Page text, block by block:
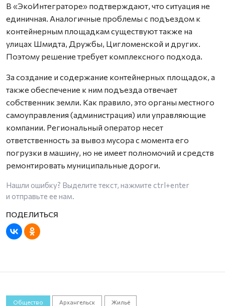
В «ЭкоИнтеграторе» подтверждают, что ситуация не
единичная. Аналогичные проблемы с подъездом к
контейнерным площадкам существуют также на
улицах Шмидта, Дружбы, Цигломенской и других.
Поэтому решение требует комплексного подхода.
За создание и содержание контейнерных площадок, а
также обеспечение к ним подъезда отвечает
собственник земли. Как правило, это органы местного
самоуправления (администрация) или управляющие
компании. Региональный оператор несет
ответственность за вывоз мусора с момента его
погрузки в машину, но не имеет полномочий и средств
ремонтировать муниципальные дороги.
Нашли ошибку? Выделите текст, нажмите ctrl+enter
и отправьте ее нам.
Общество Архангельск Жильё